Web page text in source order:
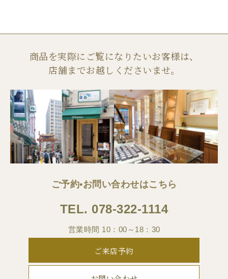
商品を実際にご覧になりたいお客様は、
店舗までお越しくださいませ。
ご予約•お問い合わせはこちら
TEL. 078-322-1114
営業時間 10：00～18：30
ご来店予約